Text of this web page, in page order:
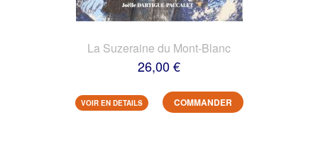
La Suzeraine du Mont-Blanc
26,00 €
VOIR EN DETAILS COMMANDER